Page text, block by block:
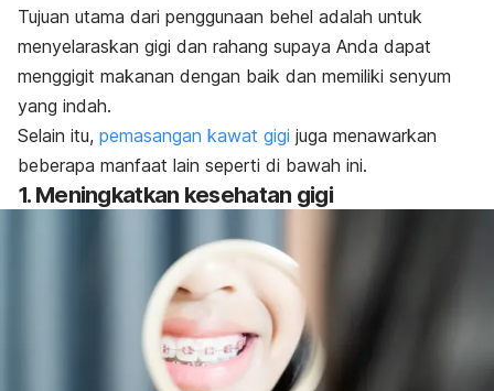
Tujuan utama dari penggunaan behel adalah untuk
menyelaraskan gigi dan rahang supaya Anda dapat
menggigit makanan dengan baik dan memiliki senyum
yang indah.
Selain itu, pemasangan kawat gigi juga menawarkan
beberapa manfaat lain seperti di bawah ini.
1. Meningkatkan kesehatan gigi